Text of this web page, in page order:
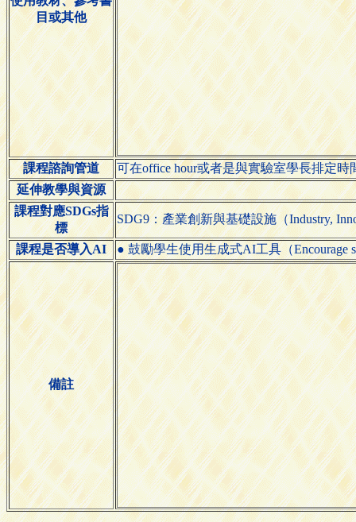
目或其他
課程諮詢管道
可在office hour或者是與實驗室學長排定
延伸教學與資源
課程對應SDGs指
標
SDG9：產業創新與基礎設施（Industry,
課程是否導入AI ● 鼓勵學生使用生成式AI工具（Encourage
備註